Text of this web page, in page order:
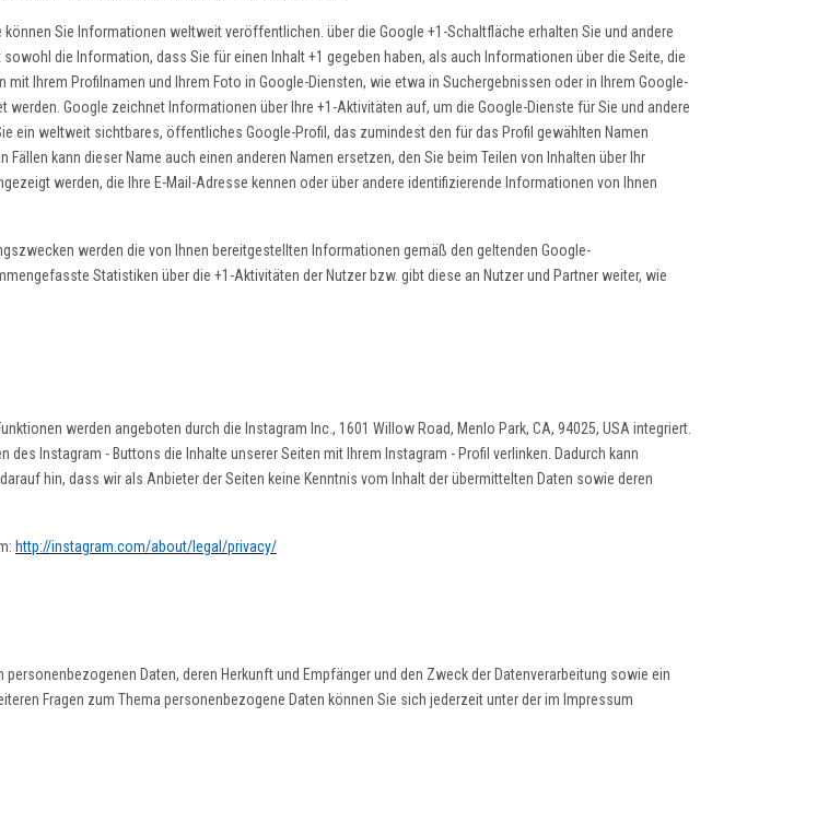
Sie Informationen weltweit veröffentlichen. über die Google +1-Schaltfläche erhalten Sie und andere
die Information, dass Sie für einen Inhalt +1 gegeben haben, als auch Informationen über die Seite, die
Ihrem Profilnamen und Ihrem Foto in Google-Diensten, wie etwa in Suchergebnissen oder in Ihrem Google-
Google zeichnet Informationen über Ihre +1-Aktivitäten auf, um die Google-Dienste für Sie und andere
ein weltweit sichtbares, öffentliches Google-Profil, das zumindest den für das Profil gewählten Namen
kann dieser Name auch einen anderen Namen ersetzen, den Sie beim Teilen von Inhalten über Ihr
werden, die Ihre E-Mail-Adresse kennen oder über andere identifizierende Informationen von Ihnen
werden die von Ihnen bereitgestellten Informationen gemäß den geltenden Google-
Statistiken über die +1-Aktivitäten der Nutzer bzw. gibt diese an Nutzer und Partner weiter, wie
werden angeboten durch die Instagram Inc., 1601 Willow Road, Menlo Park, CA, 94025, USA integriert.
Instagram - Buttons die Inhalte unserer Seiten mit Ihrem Instagram - Profil verlinken. Dadurch kann
hin, dass wir als Anbieter der Seiten keine Kenntnis vom Inhalt der übermittelten Daten sowie deren
http://instagram.com/about/legal/privacy/
Daten, deren Herkunft und Empfänger und den Zweck der Datenverarbeitung sowie ein
Fragen zum Thema personenbezogene Daten können Sie sich jederzeit unter der im Impressum